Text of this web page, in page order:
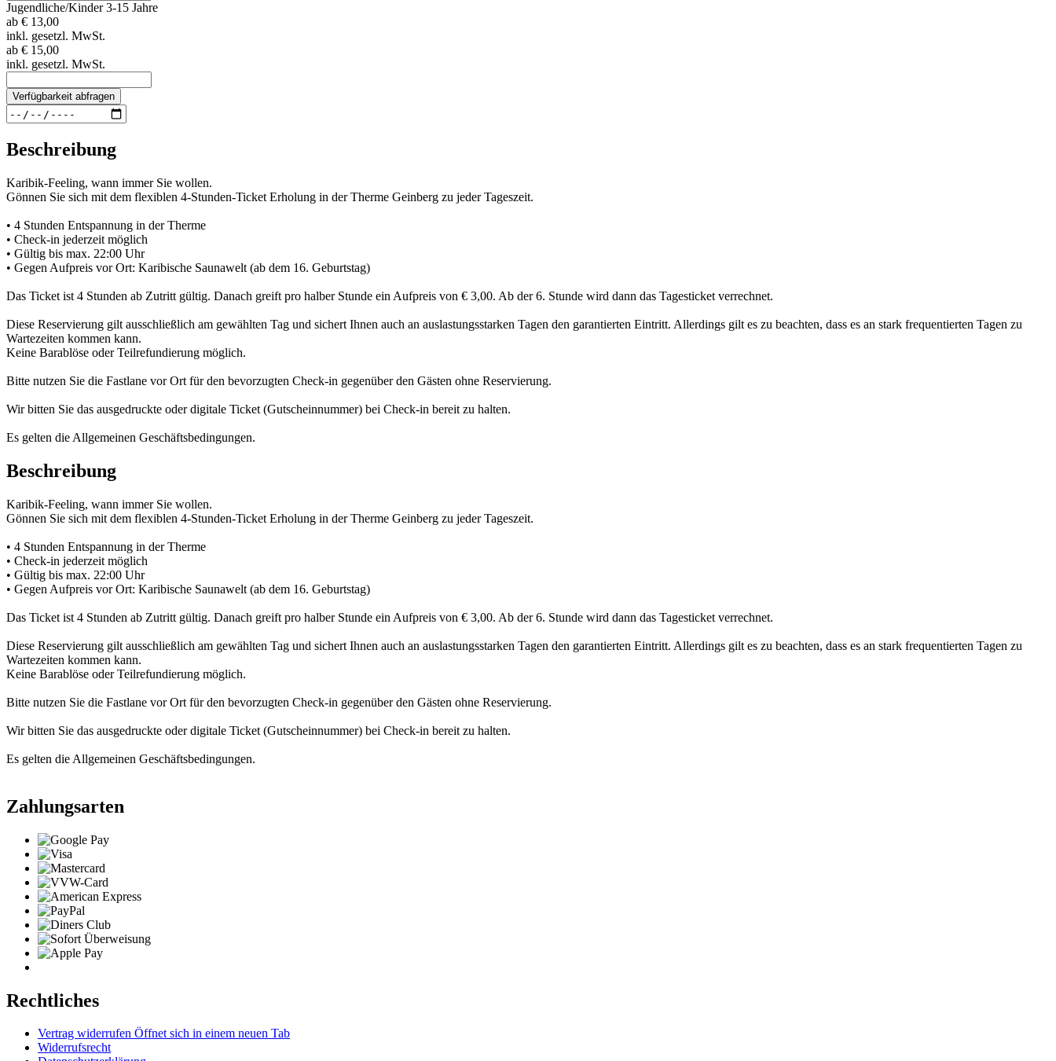
Jugendliche/Kinder 3-15 Jahre
ab € 13,00
inkl. gesetzl. MwSt.
ab € 15,00
inkl. gesetzl. MwSt.
Verfügbarkeit abfragen
Beschreibung
Karibik-Feeling, wann immer Sie wollen.
Gönnen Sie sich mit dem flexiblen 4-Stunden-Ticket Erholung in der Therme Geinberg zu jeder Tageszeit.
• 4 Stunden Entspannung in der Therme
• Check-in jederzeit möglich
• Gültig bis max. 22:00 Uhr
• Gegen Aufpreis vor Ort: Karibische Saunawelt (ab dem 16. Geburtstag)
Das Ticket ist 4 Stunden ab Zutritt gültig. Danach greift pro halber Stunde ein Aufpreis von € 3,00. Ab der 6. Stunde wird dann das Tagesticket verrechnet.
Diese Reservierung gilt ausschließlich am gewählten Tag und sichert Ihnen auch an auslastungsstarken Tagen den garantierten Eintritt. Allerdings gilt es zu beachten, dass es an stark frequentierten Tagen zu
Wartezeiten kommen kann.
Keine Barablöse oder Teilrefundierung möglich.
Bitte nutzen Sie die Fastlane vor Ort für den bevorzugten Check-in gegenüber den Gästen ohne Reservierung.
Wir bitten Sie das ausgedruckte oder digitale Ticket (Gutscheinnummer) bei Check-in bereit zu halten.
Es gelten die Allgemeinen Geschäftsbedingungen.
Beschreibung
Karibik-Feeling, wann immer Sie wollen.
Gönnen Sie sich mit dem flexiblen 4-Stunden-Ticket Erholung in der Therme Geinberg zu jeder Tageszeit.
• 4 Stunden Entspannung in der Therme
• Check-in jederzeit möglich
• Gültig bis max. 22:00 Uhr
• Gegen Aufpreis vor Ort: Karibische Saunawelt (ab dem 16. Geburtstag)
Das Ticket ist 4 Stunden ab Zutritt gültig. Danach greift pro halber Stunde ein Aufpreis von € 3,00. Ab der 6. Stunde wird dann das Tagesticket verrechnet.
Diese Reservierung gilt ausschließlich am gewählten Tag und sichert Ihnen auch an auslastungsstarken Tagen den garantierten Eintritt. Allerdings gilt es zu beachten, dass es an stark frequentierten Tagen zu
Wartezeiten kommen kann.
Keine Barablöse oder Teilrefundierung möglich.
Bitte nutzen Sie die Fastlane vor Ort für den bevorzugten Check-in gegenüber den Gästen ohne Reservierung.
Wir bitten Sie das ausgedruckte oder digitale Ticket (Gutscheinnummer) bei Check-in bereit zu halten.
Es gelten die Allgemeinen Geschäftsbedingungen.
Zahlungsarten
Rechtliches
Vertrag widerrufen Öffnet sich in einem neuen Tab
Widerrufsrecht